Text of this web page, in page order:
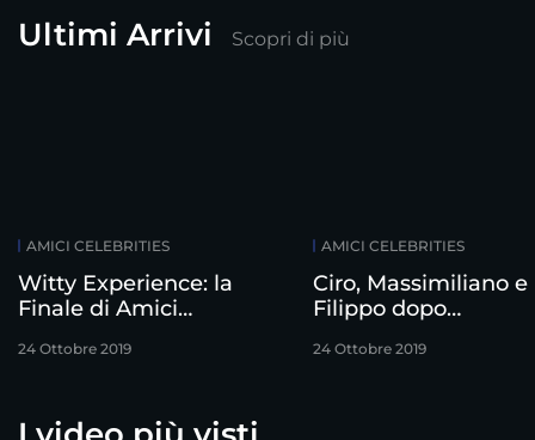
Ultimi Arrivi Scopri di più
AMICI CELEBRITIES
Witty Experience: la
Finale di Amici
24 Ottobre 2019
AMICI CELEBRITIES
Ciro, Massimiliano e
Filippo dopo
24 Ottobre 2019